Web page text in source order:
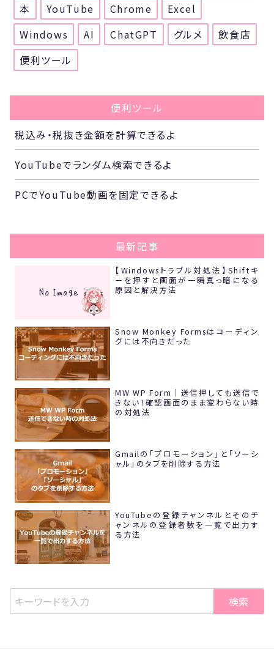
本
YouTube Chrome
Excel
Windows
AI ChatGPT グルメ
飲食店
便利ツール
便利ツール
税込み・税抜き金額を計算できるよ
YouTubeでランダム検索できるよ
PCでYouTube動画を固定できるよ
最新記事
【Windowsトラブル対処法】Shiftキ
ーを押すと画面が一瞬真っ暗になる
原因と解決方法
Snow Monkey Formsはコーディン
グには不向きだった
MW WP Form｜送信押しても送信で
きない！確認画面のまま変わらない時
の対処法
Gmailの「プロモーション」と「ソーシ
ャル」のタブを削除する方法
YouTubeの登録チャンネルとそのチ
ャンネルの登録者数を一覧で出力す
る方法
検索